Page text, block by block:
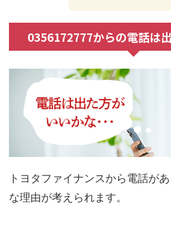
0356172777からの電話は
トヨタファイナンスから電話が
な理由が考えられます。